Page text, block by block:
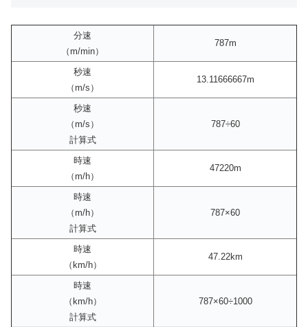
分速
（m/min）
787m
秒速
（m/s）
13.11666667m
秒速
（m/s）
計算式
787÷60
時速
（m/h）
47220m
時速
（m/h）
計算式
787×60
時速
（km/h）
47.22km
時速
（km/h）
計算式
787×60÷1000